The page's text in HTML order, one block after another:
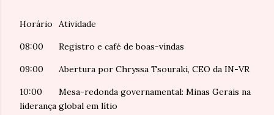
Horário Atividade
08:00 Registro e café de boas-vindas
09:00 Abertura por Chryssa Tsouraki, CEO da IN-VR
10:00
Mesa-redonda governamental: Minas Gerais na
liderança global em lítio